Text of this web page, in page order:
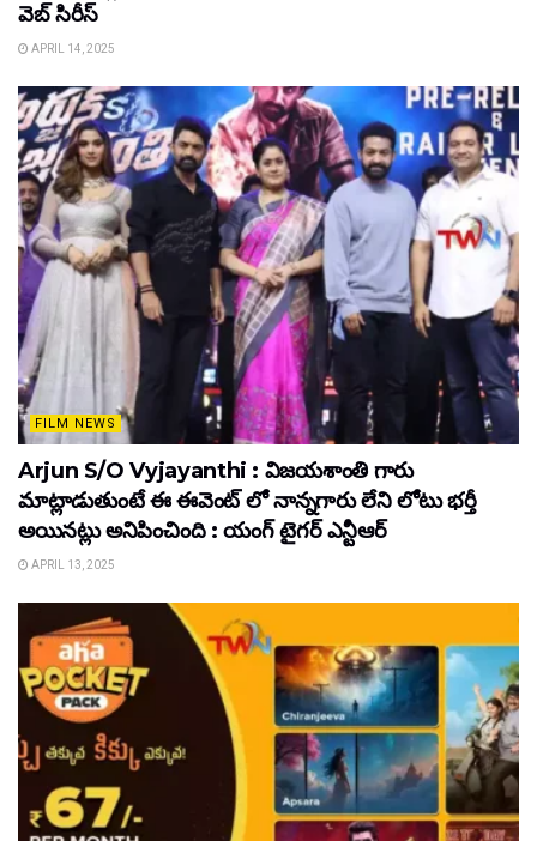
వెబ్ సిరీస్
APRIL 14, 2025
FILM NEWS
Arjun S/O Vyjayanthi : విజయశాంతి గారు
మాట్లాడుతుంటే ఈ ఈవెంట్ లో నాన్నగారు లేని లోటు భర్తీ
అయినట్లు అనిపించింది : యంగ్ టైగర్ ఎన్టీఆర్
APRIL 13, 2025